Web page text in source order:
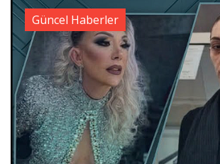
Güncel Haberler